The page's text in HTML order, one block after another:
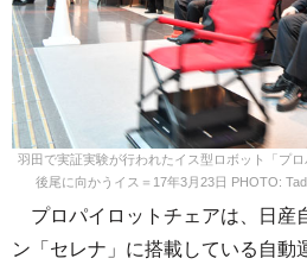
羽田で実証実験が行われたイス型ロボット「プ
後尾に向かうイス＝17年3月23日 PHOTO:
プロパイロットチェアは、日産
ン「セレナ」に搭載している自動